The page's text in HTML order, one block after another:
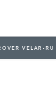
VELAR-RU